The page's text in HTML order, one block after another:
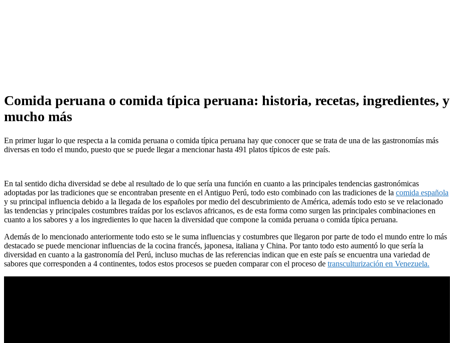
Comida peruana o comida típica peruana: historia, recetas, ingredientes, y
mucho más
En primer lugar lo que respecta a la comida peruana o comida típica peruana hay que conocer que se trata de una de las gastronomías más
diversas en todo el mundo, puesto que se puede llegar a mencionar hasta 491 platos típicos de este país.
En tal sentido dicha diversidad se debe al resultado de lo que sería una función en cuanto a las principales tendencias gastronómicas
adoptadas por las tradiciones que se encontraban presente en el Antiguo Perú, todo esto combinado con las tradiciones de la comida española
y su principal influencia debido a la llegada de los españoles por medio del descubrimiento de América, además todo esto se ve relacionado
las tendencias y principales costumbres traídas por los esclavos africanos, es de esta forma como surgen las principales combinaciones en
cuanto a los sabores y a los ingredientes lo que hacen la diversidad que compone la comida peruana o comida típica peruana.
Además de lo mencionado anteriormente todo esto se le suma influencias y costumbres que llegaron por parte de todo el mundo entre lo más
destacado se puede mencionar influencias de la cocina francés, japonesa, italiana y China. Por tanto todo esto aumentó lo que sería la
diversidad en cuanto a la gastronomía del Perú, incluso muchas de las referencias indican que en este país se encuentra una variedad de
sabores que corresponden a 4 continentes, todos estos procesos se pueden comparar con el proceso de transculturización en Venezuela.